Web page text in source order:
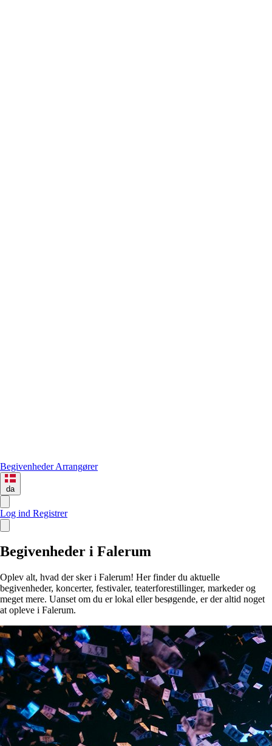
BegivenhederArrangører
da
Log ind Registrer
Begivenheder i Falerum
Oplev alt, hvad der sker i Falerum! Her finder du aktuelle
begivenheder, koncerter, festivaler, teaterforestillinger, markeder og
meget mere. Uanset om du er lokal eller besøgende, er der altid noget
at opleve i Falerum.